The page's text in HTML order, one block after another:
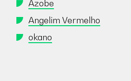
Azobe
Angelim Vermelho
okano